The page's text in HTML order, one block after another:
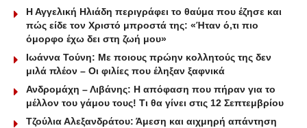
Η Αγγελική Ηλιάδη περιγράφει το θαύμα που έζησε και
πώς είδε τον Χριστό μπροστά της: «Ήταν ό,τι πιο
όμορφο έχω δει στη ζωή μου»
Ιωάννα Τούνη: Με ποιους πρώην κολλητούς της δεν
μιλά πλέον – Οι φιλίες που έληξαν ξαφνικά
Ανδρομάχη – Λιβάνης: Η απόφαση που πήραν για το
μέλλον του γάμου τους! Τι θα γίνει στις 12 Σεπτεμβρίου
Τζούλια Αλεξανδράτου: Άμεση και αιχμηρή απάντηση